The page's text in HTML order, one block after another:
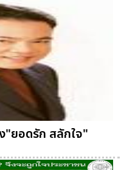
"ยอดรัก สลักใจ"